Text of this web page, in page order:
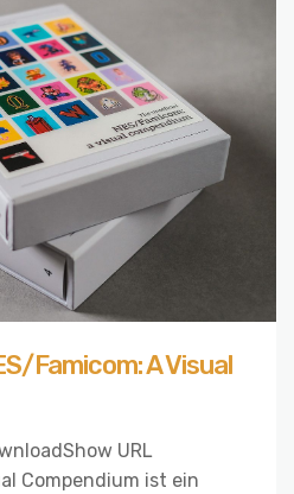
Famicom: A Visual
URL
Compendium ist ein